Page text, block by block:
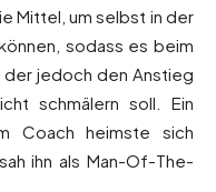
Mittel, um selbst in der
sodass es beim
der jedoch den Anstieg
schmälern soll. Ein
Coach heimste sich
ihn als Man-Of-The-